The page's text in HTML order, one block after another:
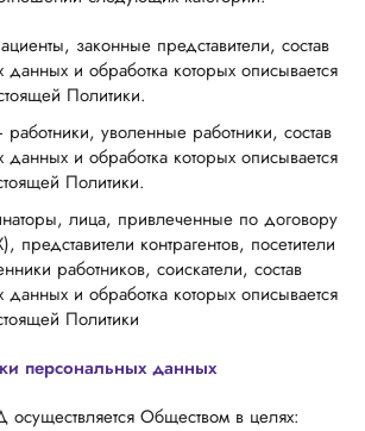
законные представители, состав
данных и обработка которых описывается
Политики.
уволенные работники, состав
данных и обработка которых описывается
Политики.
лица, привлеченные по договору
контрагентов, посетители
работников, соискатели, состав
данных и обработка которых описывается
Политики
персональных данных
Обществом в целях: